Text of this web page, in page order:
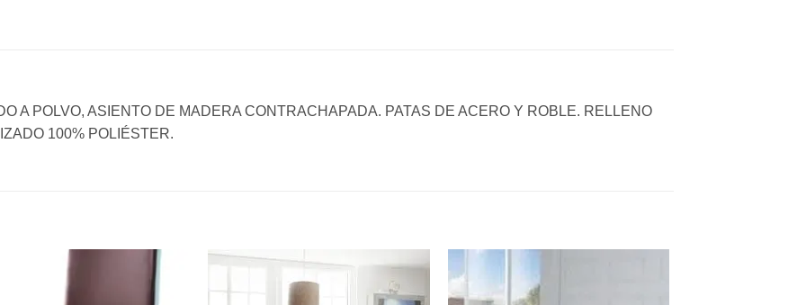
A POLVO, ASIENTO DE MADERA CONTRACHAPADA. PATAS DE ACERO Y ROBLE. RELLENO
100% POLIÉSTER.